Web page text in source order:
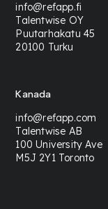
info@refapp.fi
Talentwise OY
Puutarhakatu 45
20100 Turku
Kanada
info@refapp.com
Talentwise AB
100 University Ave
M5J 2Y1 Toronto